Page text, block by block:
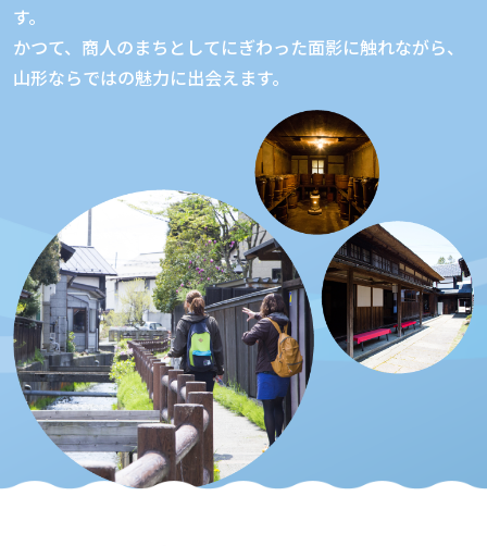
す。
かつて、商人のまちとしてにぎわった面影に触れながら、
山形ならではの魅力に出会えます。